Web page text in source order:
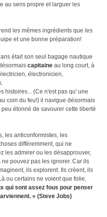
au sens propre et larguer les
les mêmes ingrédients que les
et une bonne préparation!
était son seul bagage nautique
capitaine au long court, à
électronicien,
histoires... (Ce n'est pas qu' une
coin du feu!) il navigue désormais
étonné de savourer cette liberté
les anticonformistes, les
différemment, qui ne
les admirer ou les désapprouver,
pouvez pas les ignorer. Car ils
ils explorent. Ils crèent, ils
ou certains ne voient que folie,
qui sont assez fous pour penser
» (Steve Jobs)